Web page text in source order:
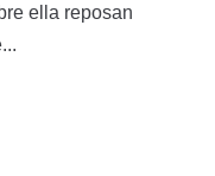
ella reposan